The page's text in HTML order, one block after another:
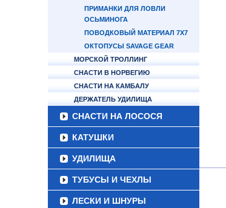
ПРИМАНКИ ДЛЯ ЛОВЛИ
ОСЬМИНОГА
ПОВОДКОВЫЙ МАТЕРИАЛ 7Х7
ОКТОПУСЫ SAVAGE GEAR
МОРСКОЙ ТРОЛЛИНГ
СНАСТИ В НОРВЕГИЮ
СНАСТИ НА КАМБАЛУ
ДЕРЖАТЕЛЬ УДИЛИЩА
СНАСТИ НА ЛОСОСЯ
КАТУШКИ
УДИЛИЩА
ТУБУСЫ И ЧЕХЛЫ
ЛЕСКИ И ШНУРЫ